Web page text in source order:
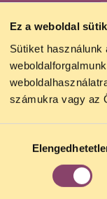
Ez a weboldal
Sütiket
számukra vagy az
tárgyalási
riportja az
riportja az
(Index.hu)
az Index